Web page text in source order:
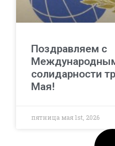
Поздравляем с
солидарности
Мая!
пятница мая 1st, 2026